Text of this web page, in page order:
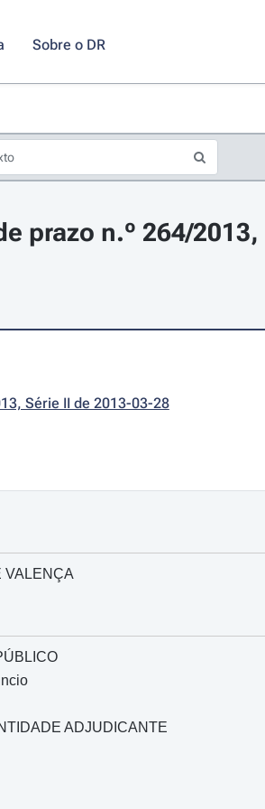
Sobre o DR
prazo n.º 264/
Série II de 2013-03-28
VALENÇA
ADJUDICANTE